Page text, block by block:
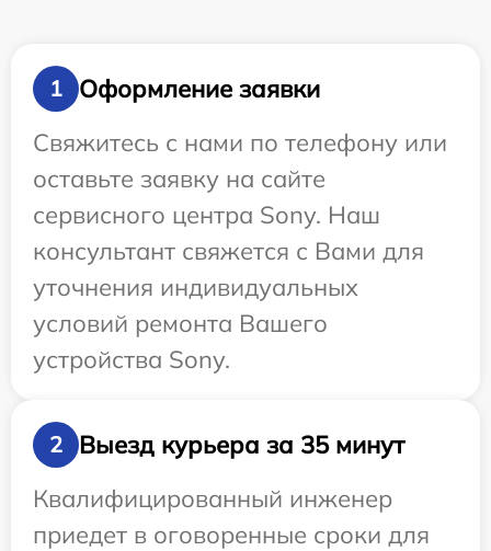
1
Оформление заявки
Свяжитесь с нами по телефону или
оставьте заявку на сайте
сервисного центра Sony. Наш
консультант свяжется с Вами для
уточнения индивидуальных
условий ремонта Вашего
устройства Sony.
2
Выезд курьера за 35 минут
Квалифицированный инженер
приедет в оговоренные сроки для